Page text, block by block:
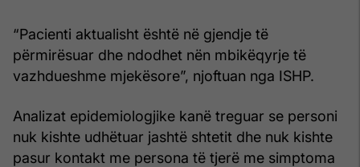
“Pacienti aktualisht është në gjendje të
përmirësuar dhe ndodhet nën mbikëqyrje të
vazhdueshme mjekësore”, njoftuan nga ISHP.
Analizat epidemiologjike kanë treguar se personi
nuk kishte udhëtuar jashtë shtetit dhe nuk kishte
pasur kontakt me persona të tjerë me simptoma